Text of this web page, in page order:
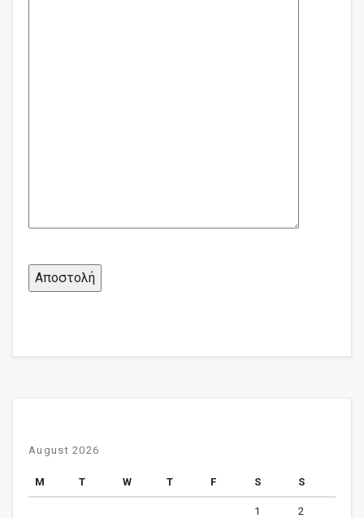
August 2026
M T W T F S S
1 2